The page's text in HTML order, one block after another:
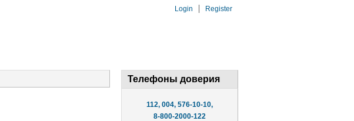
Login Register
Телефоны доверия
112, 004, 576-10-10,
8-800-2000-122